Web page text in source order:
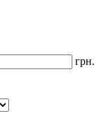
грн.